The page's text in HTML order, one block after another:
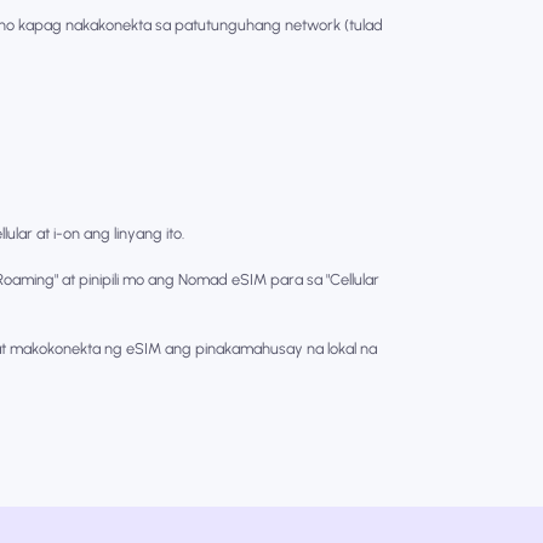
kapag nakakonekta sa patutunguhang network (tulad
at i-on ang linyang ito.
at pinipili mo ang Nomad eSIM para sa "Cellular
ng eSIM ang pinakamahusay na lokal na